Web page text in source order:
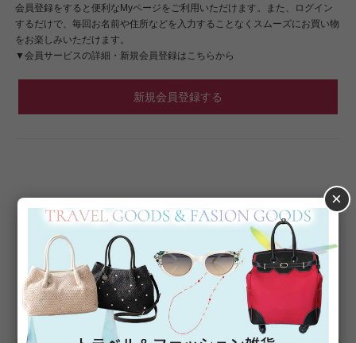
会員登録をすると便利なMyページをご利用いただけます。また、ログイン
するだけで、毎回お名前や住所などを入力することなくスムーズにお買い物
をお楽しみいただけます。
▼会員サービスの詳細・新規会員登録はこちらから
新規会員登録する
Category
アイテムカテゴリー
×